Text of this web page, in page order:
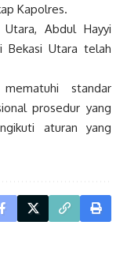
Kapolres.
Abdul Hayyi
Bekasi Utara telah
standar
prosedur yang
aturan yang